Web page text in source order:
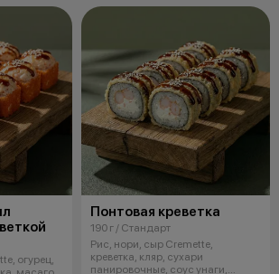
огурец,
Понтовая креветка
190 г / Стандарт
Рис, нори, сыр Cremette,
креветка, кляр, сухари
панировочные, соус унаги,